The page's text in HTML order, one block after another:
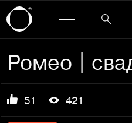
51 421